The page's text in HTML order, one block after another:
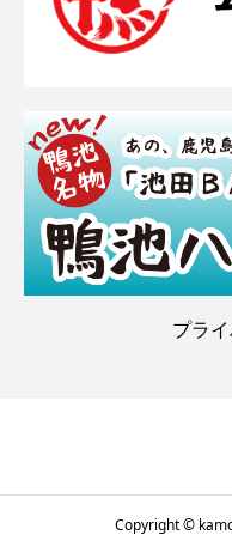
プラ
Copyright ©